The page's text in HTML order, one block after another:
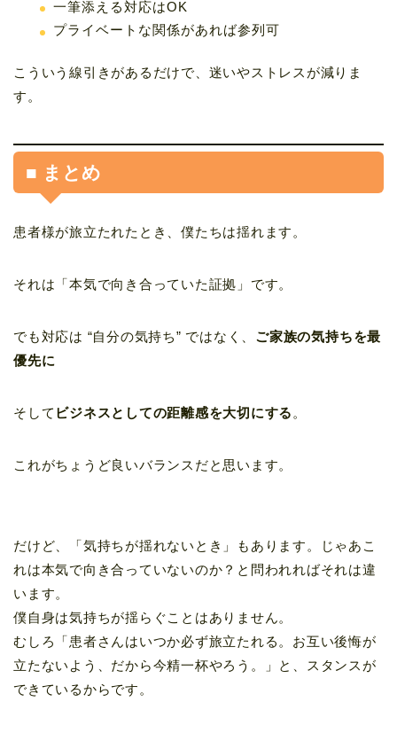
一筆添える対応はOK
プライベートな関係があれば参列可
こういう線引きがあるだけで、迷いやストレスが減りま
す。
■ まとめ
患者様が旅立たれたとき、僕たちは揺れます。
それは「本気で向き合っていた証拠」です。
でも対応は “自分の気持ち” ではなく、 ご家族の気持ちを最
優先に
そして ビジネスとしての距離感を大切にする 。
これがちょうど良いバランスだと思います。
だけど、「気持ちが揺れないとき」もあります。じゃあこ
れは本気で向き合っていないのか？と問われればそれは違
います。
僕自身は気持ちが揺らぐことはありません。
むしろ「患者さんはいつか必ず旅立たれる。お互い後悔が
立たないよう、だから今精一杯やろう。」と、スタンスが
できているからです。